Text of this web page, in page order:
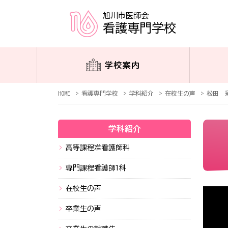
旭川市医師会
看護専門学校
学校案内
HOME 看護専門学校 学科紹介 在校生の声 松田
学科紹介
高等課程准看護師科
専門課程看護師1科
在校生の声
卒業生の声